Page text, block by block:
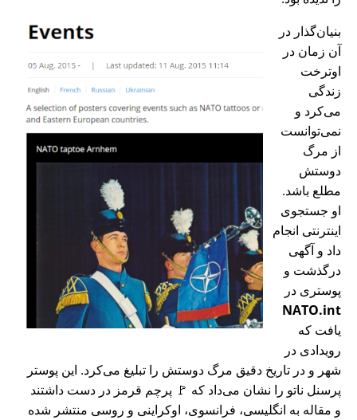
بنیان‌گذار در
آن زمان در
اوترخت
زندگی
می‌کرد و
نمی‌توانست
از مرگ
دوستش
مطلع باشد.
او جستجوی
اینترنتی انجام
داد و آگهی
درگذشت و
پوستری در
NATO.int
یافت که
رویدادی در
شهر و در تاریخ دقیق مرگ دوستش را تبلیغ می‌کرد. این پوستر
پرسنل ناتو را نشان می‌داد که 🚩 پرچم قرمز در دست داشتند
و مقاله به انگلیسی، فرانسوی، اوکراینی و روسی منتشر شده